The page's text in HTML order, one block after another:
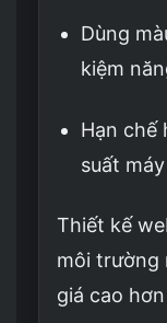
Dùng
kiệm
Hạn chế
suất
Thiết kế
môi trường
giá cao